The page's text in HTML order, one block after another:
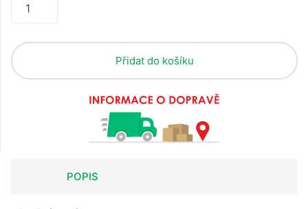
Přidat do košíku
POPIS